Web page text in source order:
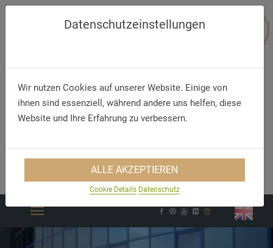
Telefon
E-Mail
info@congresshotel-
hoyerswerda.de
Datenschutzeinstellungen
Wir nutzen Cookies auf unserer Website. Einige von
ihnen sind essenziell, während andere uns helfen, diese
Website und Ihre Erfahrung zu verbessern.
ALLE AKZEPTIEREN
Cookie Details Datenschutz